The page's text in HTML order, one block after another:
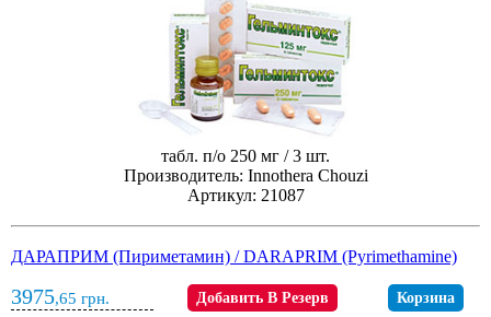
табл. п/о 250 мг / 3 шт.
Производитель: Innothera Chouzi
Артикул: 21087
ДАРАПРИМ (Пириметамин) / DARAPRIM (Pyrimethamine)
3975,65 грн. Добавить В Резерв Корзина